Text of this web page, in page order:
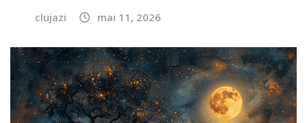
clujazi mai 11, 2026